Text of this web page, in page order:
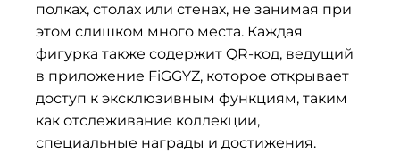
полках, столах или стенах, не занимая при
этом слишком много места. Каждая
фигурка также содержит QR-код, ведущий
в приложение FiGGYZ, которое открывает
доступ к эксклюзивным функциям, таким
как отслеживание коллекции,
специальные награды и достижения.